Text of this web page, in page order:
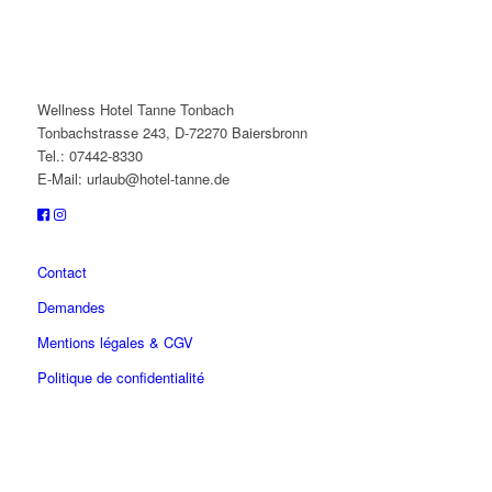
Wellness Hotel Tanne Tonbach
Tonbachstrasse 243, D-72270 Baiersbronn
Tel.: 07442-8330
E-Mail: urlaub@hotel-tanne.de
Contact
Demandes
Mentions légales & CGV
Politique de confidentialité